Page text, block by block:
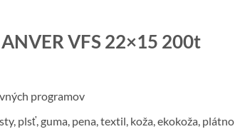
VFS 22×15 200t
programov
plsť, guma, pena, textil, koža, ekokoža,